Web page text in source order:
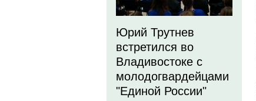
Юрий Трутнев
встретился во
Владивостоке с
молодогвардейцами
"Единой России"